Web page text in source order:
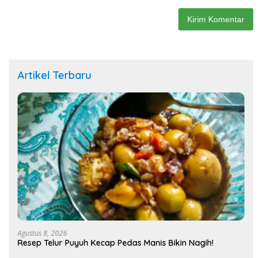
Artikel Terbaru
Agustus 8, 2026
Resep Telur Puyuh Kecap Pedas Manis Bikin Nagih!